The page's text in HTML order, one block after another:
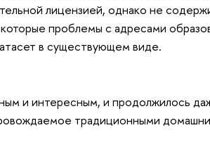
лицензией, однако не
проблемы с адресами
в существующем виде.
и интересным, и продолжилось
традиционными